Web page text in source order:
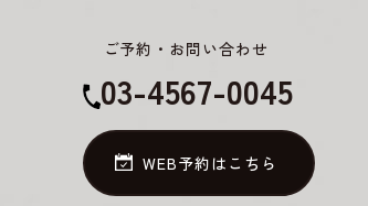
ご予約・お問い合わせ
03-4567-0045
WEB予約はこちら